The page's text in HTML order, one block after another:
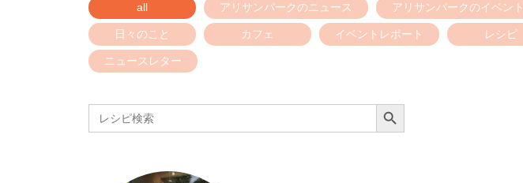
all アリサンパークのニュース アリサンパークのイベント
日々のこと カフェ イベントレポート レシピ
ニュースレター
Search
for:
Search Button